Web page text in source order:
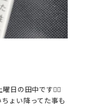
日の田中です🙂‍↕️
ょい降ってた事も